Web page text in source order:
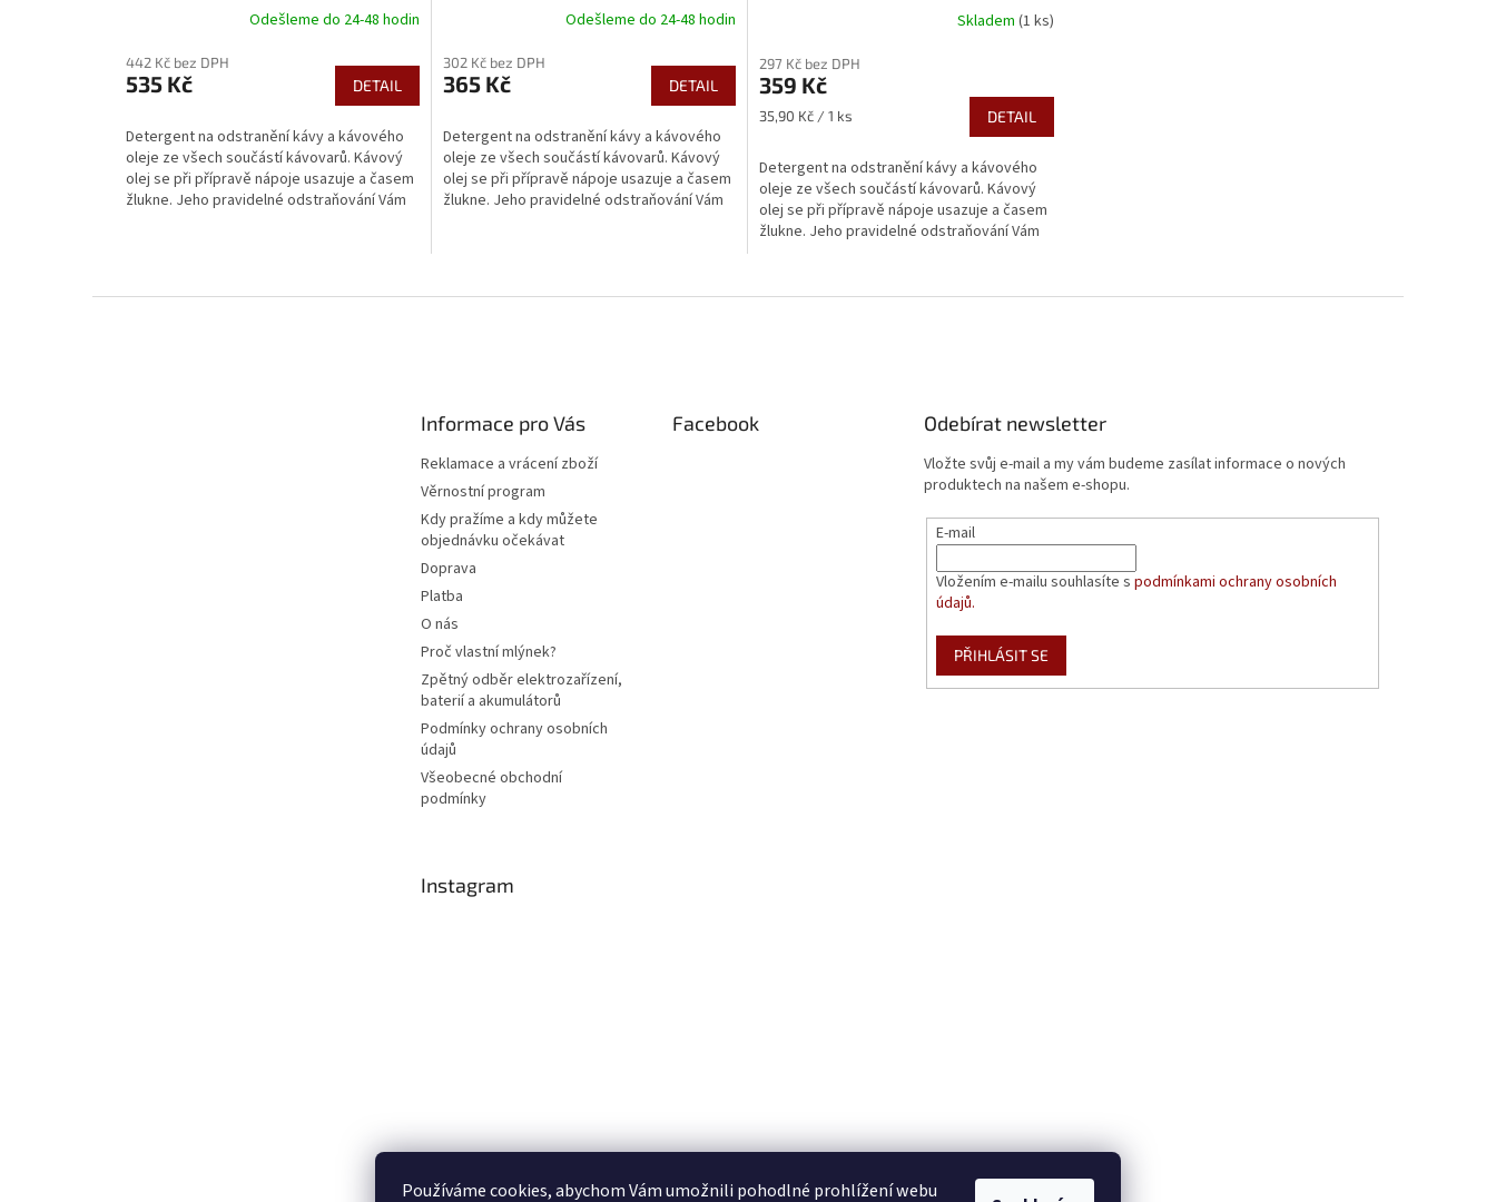
Používáme cookies, abychom Vám umožnili pohodlné prohlížení webu
Odešleme do 24-48 hodin
442 Kč bez DPH
535 Kč DETAIL
Detergent na odstranění kávy a kávového
oleje ze všech součástí kávovarů. Kávový
olej se při přípravě nápoje usazuje a časem
žlukne. Jeho pravidelné odstraňování Vám
Odešleme do 24-48 hodin
302 Kč bez DPH
365 Kč DETAIL
Detergent na odstranění kávy a kávového
oleje ze všech součástí kávovarů. Kávový
olej se při přípravě nápoje usazuje a časem
žlukne. Jeho pravidelné odstraňování Vám
Skladem (1 ks)
297 Kč bez DPH
359 Kč
Měrná
35,90 Kč / 1 ks DETAIL
Detergent na odstranění kávy a kávového
oleje ze všech součástí kávovarů. Kávový
olej se při přípravě nápoje usazuje a časem
žlukne. Jeho pravidelné odstraňování Vám
Informace pro Vás
Reklamace a vrácení zboží
Věrnostní program
Kdy pražíme a kdy můžete
objednávku očekávat
Doprava
Platba
O nás
Proč vlastní mlýnek?
Zpětný odběr elektrozařízení,
baterií a akumulátorů
Podmínky ochrany osobních
údajů
Všeobecné obchodní
podmínky
Facebook Odebírat newsletter
Vložte svůj e-mail a my vám budeme zasílat informace o nových
produktech na našem e-shopu.
E-mail
Vložením e-mailu souhlasíte spodmínkami ochrany osobních
údajů.
PŘIHLÁSIT SE
Instagram
BotaCoffee.eu - English version